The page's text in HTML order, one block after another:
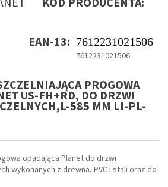
EAN-13: 7612231021506
7612231021506
PROGOWA
US-FH+RD, DO DRZWI
585 MM LI-PL-
opadająca Planet do drzwi
wykonanych z drewna, PVC i stali oraz do